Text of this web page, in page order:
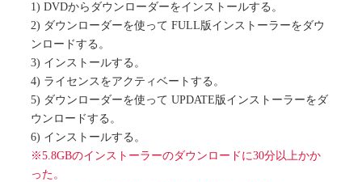
1) DVDからダウンローダーをインストールする。
2) ダウンローダーを使って FULL版インストーラーをダウ
ンロードする。
3) インストールする。
4) ライセンスをアクティベートする。
5) ダウンローダーを使って UPDATE版インストーラーをダ
ウンロードする。
6) インストールする。
※5.8GBのインストーラーのダウンロードに30分以上かか
った。